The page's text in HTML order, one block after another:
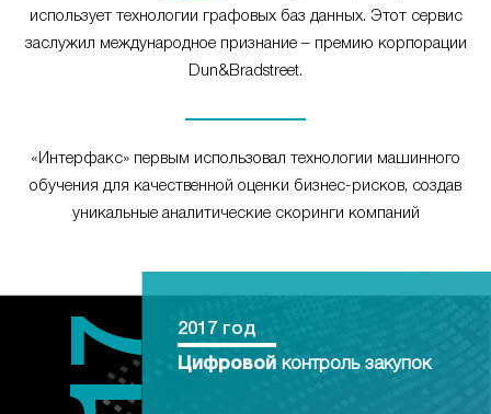
использует технологии графовых баз данных. Этот сервис
заслужил международное признание – премию корпорации
Dun&Bradstreet.
«Интерфакс» первым использовал технологии машинного
обучения для качественной оценки бизнес-рисков, создав
уникальные аналитические скоринги компаний
2017 год
Цифровой контроль закупок